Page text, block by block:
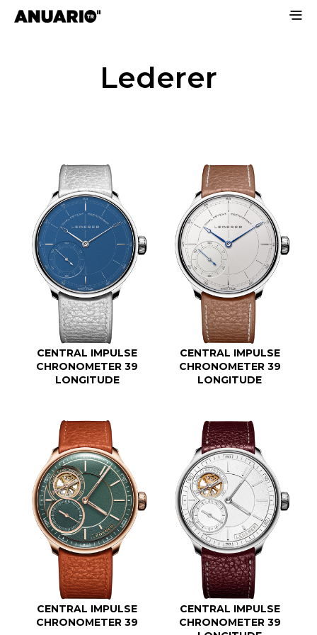
Lederer
CENTRAL IMPULSE
CHRONOMETER 39
LONGITUDE
CENTRAL IMPULSE
CHRONOMETER 39
LONGITUDE
CENTRAL IMPULSE
CHRONOMETER 39
CENTRAL IMPULSE
CHRONOMETER 39